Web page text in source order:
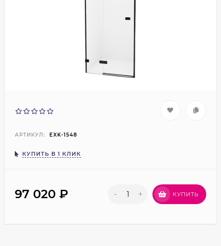
АРТИКУЛ: EXK-1548
КУПИТЬ В 1 КЛИК
97 020 ₽ - + КУПИТЬ